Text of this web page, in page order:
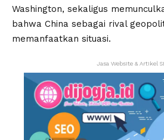
Washington, sekaligus
bahwa China sebagai rival
memanfaatkan situasi.
Jasa Website & Artikel